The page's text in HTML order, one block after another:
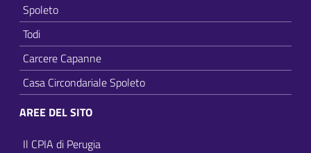
Spoleto
Todi
Carcere Capanne
Casa Circondariale Spoleto
AREE DEL SITO
Il CPIA di Perugia